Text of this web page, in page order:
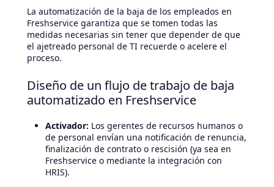
La automatización de la baja de los empleados en
Freshservice garantiza que se tomen todas las
medidas necesarias sin tener que depender de que
el ajetreado personal de TI recuerde o acelere el
proceso.
Diseño de un flujo de trabajo de baja
automatizado en Freshservice
Activador: Los gerentes de recursos humanos o
de personal envían una notificación de renuncia,
finalización de contrato o rescisión (ya sea en
Freshservice o mediante la integración con
HRIS).